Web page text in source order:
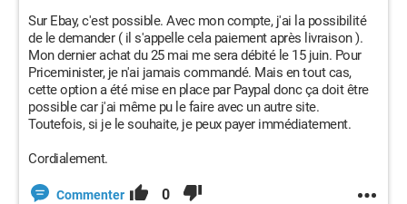
Sur Ebay, c'est possible. Avec mon compte, j'ai la possibilité
de le demander ( il s'appelle cela paiement après livraison ).
Mon dernier achat du 25 mai me sera débité le 15 juin. Pour
Priceminister, je n'ai jamais commandé. Mais en tout cas,
cette option a été mise en place par Paypal donc ça doit être
possible car j'ai même pu le faire avec un autre site.
Toutefois, si je le souhaite, je peux payer immédiatement.
Cordialement.
Commenter 0